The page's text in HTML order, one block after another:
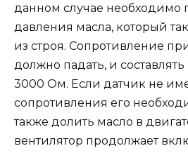
данном случае необходимо
давления масла, который
из строя. Сопротивление
должно падать, и
3000 Ом. Если датчик не
сопротивления его
также долить масло в
вентилятор продолжает